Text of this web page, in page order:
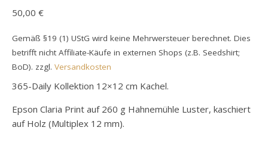
50,00 €
Gemäß §19 (1) UStG wird keine Mehrwersteuer berechnet. Dies
betrifft nicht Affiliate-Käufe in externen Shops (z.B. Seedshirt;
BoD). zzgl. Versandkosten
365-Daily Kollektion 12×12 cm Kachel.
Epson Claria Print auf 260 g Hahnemühle Luster, kaschiert
auf Holz (Multiplex 12 mm).